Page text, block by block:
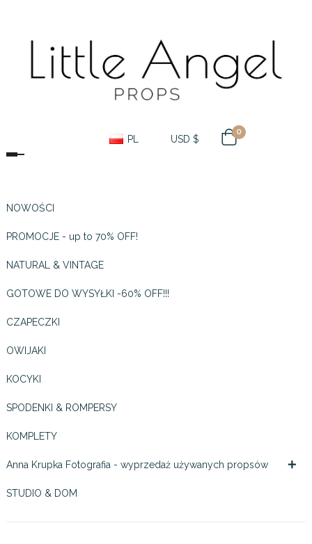
Toggle navigation
PL USD $
0
NOWOŚCI
PROMOCJE - up to 70% OFF!
NATURAL & VINTAGE
GOTOWE DO WYSYŁKI -60% OFF!!!
CZAPECZKI
OWIJAKI
KOCYKI
SPODENKI & ROMPERSY
KOMPLETY
Anna Krupka Fotografia - wyprzedaż używanych propsów 
STUDIO & DOM